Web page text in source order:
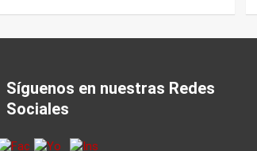
Síguenos en nuestras Redes
Sociales